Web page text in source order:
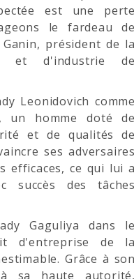
est une
le fardeau
président de
et d'industrie
Leonidovich
un homme doté
et de qualités
ses
efficaces, ce qui lui
succès des
Gaguliya dans
d'entreprise de
Grâce à
sa haute